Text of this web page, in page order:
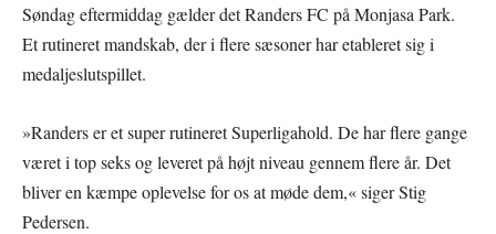
Søndag eftermiddag gælder det Randers FC på Monjasa Park.
Et rutineret mandskab, der i flere sæsoner har etableret sig i
medaljeslutspillet.
»Randers er et super rutineret Superligahold. De har flere gange
været i top seks og leveret på højt niveau gennem flere år. Det
bliver en kæmpe oplevelse for os at møde dem,« siger Stig
Pedersen.